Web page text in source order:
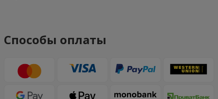
Способы оплаты